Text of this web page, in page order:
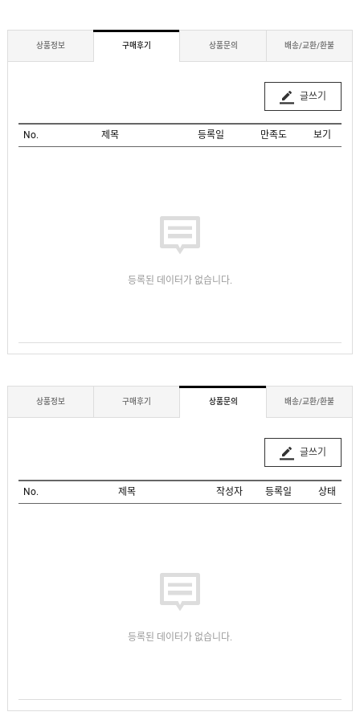
상품정보 구매후기 상품문의 배송/교환/환불
글쓰기
No. 제목 등록일 만족도 보기
등록된 데이터가 없습니다.
상품정보 구매후기 상품문의 배송/교환/환불
글쓰기
No. 제목 작성자 등록일 상태
등록된 데이터가 없습니다.